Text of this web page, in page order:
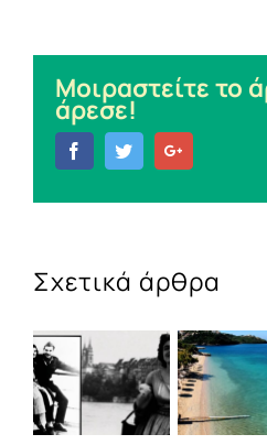
Μοιραστείτε το
άρεσε!
FacebookTwitter
Σχετικά άρθρα